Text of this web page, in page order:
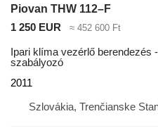
Piovan THW 112–F
1 250 EUR
≈ 452 600 Ft
Ipari klíma vezérlő berendezés
szabályozó
2011
Szlovákia, Trenčianske